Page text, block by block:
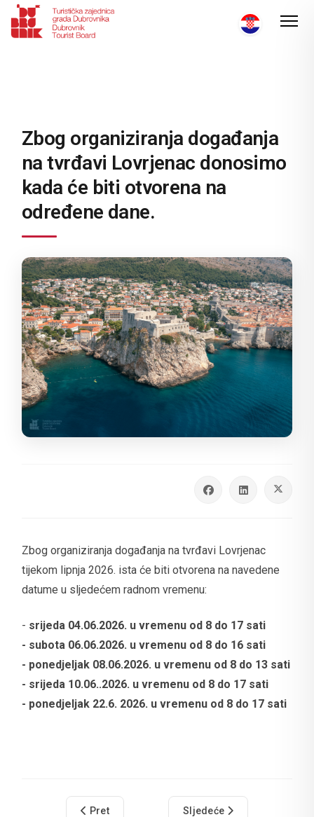
Zbog organiziranja događanja
na tvrđavi Lovrjenac donosimo
kada će biti otvorena na
određene dane.
Zbog organiziranja događanja na tvrđavi Lovrjenac
tijekom lipnja 2026. ista će biti otvorena na navedene
datume u sljedećem radnom vremenu:
- srijeda 04.06.2026. u vremenu od 8 do 17 sati
- subota 06.06.2026. u vremenu od 8 do 16 sati
- ponedjeljak 08.06.2026. u vremenu od 8 do 13 sati
- srijeda 10.06..2026. u vremenu od 8 do 17 sati
- ponedjeljak 22.6. 2026. u vremenu od 8 do 17 sati
Prethodni članak: Smotra mažoretkinja ove
Pret Sljedeći članak: Gradska
Sljedeće